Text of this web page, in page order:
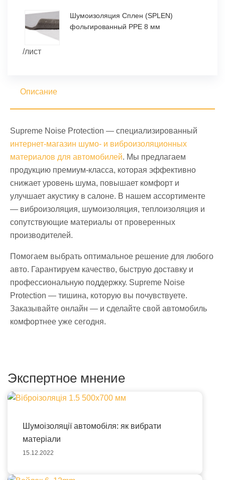
Шумоизоляция Сплен (SPLEN)
фольгированный PPE 8 мм
/лист
Описание
Supreme Noise Protection — специализированный
интернет-магазин шумо- и виброизоляционных
материалов для автомобилей. Мы предлагаем
продукцию премиум-класса, которая эффективно
снижает уровень шума, повышает комфорт и
улучшает акустику в салоне. В нашем ассортименте
— виброизоляция, шумоизоляция, теплоизоляция и
сопутствующие материалы от проверенных
производителей.
Помогаем выбрать оптимальное решение для любого
авто. Гарантируем качество, быструю доставку и
профессиональную поддержку. Supreme Noise
Protection — тишина, которую вы почувствуете.
Заказывайте онлайн — и сделайте свой автомобиль
комфортнее уже сегодня.
Экспертное мнение
Шумоізоляції автомобіля: як вибрати
матеріали
15.12.2022